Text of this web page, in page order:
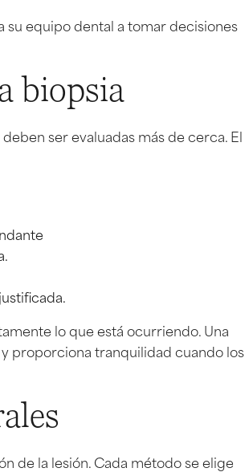
su equipo dental a tomar decisiones
biopsia
ser evaluadas más de cerca. El
lo que está ocurriendo. Una
proporciona tranquilidad cuando los
de la lesión. Cada método se elige